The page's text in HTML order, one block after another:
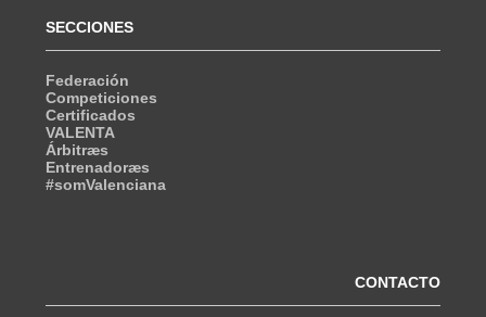
SECCIONES
Federación
Competiciones
Certificados
VALENTA
Árbitræs
Entrenadoræs
#somValenciana
CONTACTO